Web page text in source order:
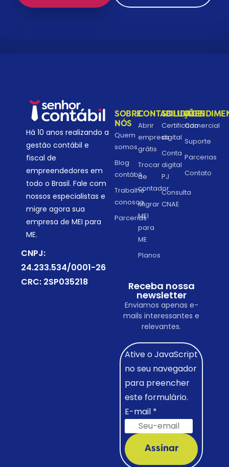
Há 10 anos realizando a
gestão contábil e
fiscal de
empreendedores em
todo o Brasil. Fale com
nossos especialistas e
migre agora sua
empresa de MEI para
ME.
CNPJ:
24.233.534/0001-26
CRC: 2SP035218
SOBRE
NÓS
Quem
somos
Blog
contábil
Trabalhe
conosco
Parcerias
CONTABILIDADE
Abrir
empresa
grátis
Trocar
de
contador
Migrar
MEI
para
ME
Planos
SOLUÇÕES
Certificado
digital
Conta
digital
PJ
Consulta
CNAE
Comercial
Suporte
Parcerias
Contato
Receba nossa
newsletter
Enviamos apenas e-
mails interessantes e
relevantes.
Ative o JavaScript
no seu navegador
para preencher
este formulário.
E-mail *
Assinar